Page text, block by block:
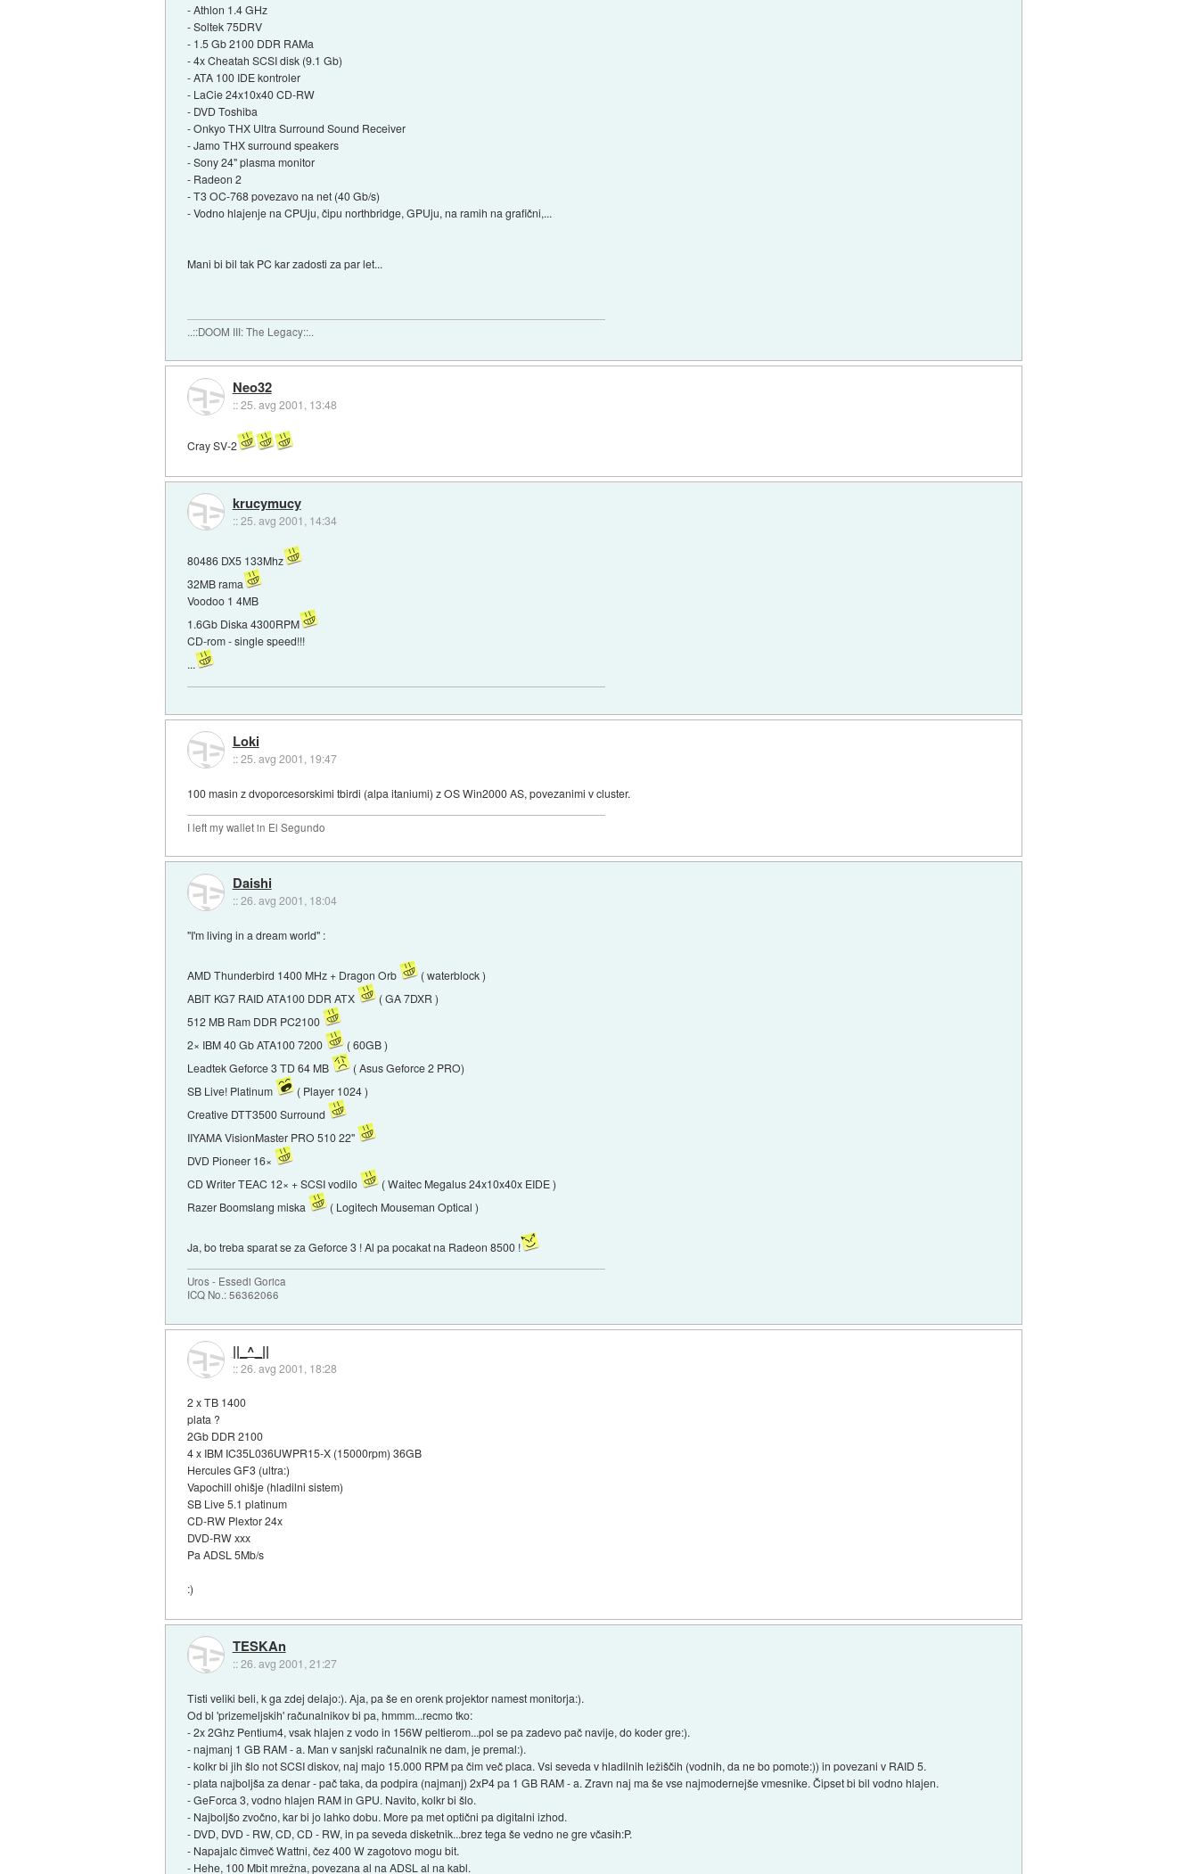
- Athlon 1.4 GHz
- Soltek 75DRV
- 1.5 Gb 2100 DDR RAMa
- 4x Cheatah SCSI disk (9.1 Gb)
- ATA 100 IDE kontroler
- LaCie 24x10x40 CD-RW
- DVD Toshiba
- Onkyo THX Ultra Surround Sound Receiver
- Jamo THX surround speakers
- Sony 24" plasma monitor
- Radeon 2
- T3 OC-768 povezavo na net (40 Gb/s)
- Vodno hlajenje na CPUju, čipu northbridge, GPUju, na ramih na grafični,...
Mani bi bil tak PC kar zadosti za par let...
..::DOOM III: The Legacy::..
Neo32
::25. avg 2001, 13:48
Cray SV-2
krucymucy
::25. avg 2001, 14:34
80486 DX5 133Mhz
32MB rama
Voodoo 1 4MB
1.6Gb Diska 4300RPM
CD-rom - single speed!!!
...
Loki
::25. avg 2001, 19:47
100 masin z dvoporcesorskimi tbirdi (alpa itaniumi) z OS Win2000 AS, povezanimi v cluster.
I left my wallet in El Segundo
Daishi
::26. avg 2001, 18:04
"I'm living in a dream world" :
AMD Thunderbird 1400 MHz + Dragon Orb
( waterblock )
ABIT KG7 RAID ATA100 DDR ATX
( GA 7DXR )
512 MB Ram DDR PC2100
2× IBM 40 Gb ATA100 7200
( 60GB )
Leadtek Geforce 3 TD 64 MB
( Asus Geforce 2 PRO)
SB Live! Platinum
( Player 1024 )
Creative DTT3500 Surround
IIYAMA VisionMaster PRO 510 22"
DVD Pioneer 16×
CD Writer TEAC 12× + SCSI vodilo
( Waitec Megalus 24x10x40x EIDE )
Razer Boomslang miska
( Logitech Mouseman Optical )
Ja, bo treba sparat se za Geforce 3 ! Al pa pocakat na Radeon 8500 !
Uros - Essedi Gorica
ICQ No.: 56362066
||_^_||
::26. avg 2001, 18:28
2 x TB 1400
plata ?
2Gb DDR 2100
4 x IBM IC35L036UWPR15-X (15000rpm) 36GB
Hercules GF3 (ultra:)
Vapochill ohišje (hladilni sistem)
SB Live 5.1 platinum
CD-RW Plextor 24x
DVD-RW xxx
Pa ADSL 5Mb/s
:)
TESKAn
::26. avg 2001, 21:27
Tisti veliki beli, k ga zdej delajo:). Aja, pa še en orenk projektor namest monitorja:).
Od bl 'prizemeljskih' računalnikov bi pa, hmmm...recmo tko:
- 2x 2Ghz Pentium4, vsak hlajen z vodo in 156W peltierom...pol se pa zadevo pač navije, do koder gre:).
- najmanj 1 GB RAM - a. Man v sanjski računalnik ne dam, je premal:).
- kolkr bi jih šlo not SCSI diskov, naj majo 15.000 RPM pa čim več placa. Vsi seveda v hladilnih ležiščih (vodnih, da ne bo pomote:)) in povezani v RAID 5.
- plata najboljša za denar - pač taka, da podpira (najmanj) 2xP4 pa 1 GB RAM - a. Zravn naj ma še vse najmodernejše vmesnike. Čipset bi bil vodno hlajen.
- GeForca 3, vodno hlajen RAM in GPU. Navito, kolkr bi šlo.
- Najboljšo zvočno, kar bi jo lahko dobu. More pa met optični pa digitalni izhod.
- DVD, DVD - RW, CD, CD - RW, in pa seveda disketnik...brez tega še vedno ne gre včasih:P.
- Napajalc čimveč Wattni, čez 400 W zagotovo mogu bit.
- Hehe, 100 Mbit mrežna, povezana al na ADSL al na kabl.